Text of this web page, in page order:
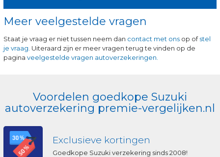
Meer veelgestelde vragen
Staat je vraag er niet tussen neem dan contact met ons op ofstel
je vraag. Uiteraard zijn er meer vragen terug te vinden op de
pagina veelgestelde vragen autoverzekeringen.
Voordelen goedkope Suzuki
autoverzekering premie-vergelijken.nl
Exclusieve kortingen
Goedkope Suzuki verzekering sinds 2008!